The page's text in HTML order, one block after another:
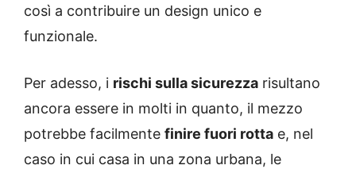
così a contribuire un design unico e
funzionale.
Per adesso, i rischi sulla sicurezza risultano
ancora essere in molti in quanto, il mezzo
potrebbe facilmente finire fuori rotta e, nel
caso in cui casa in una zona urbana, le